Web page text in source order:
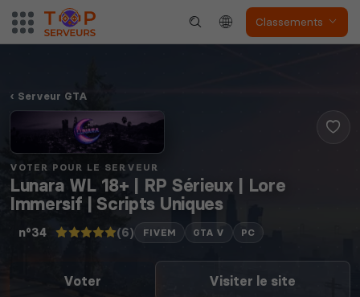
Classements
Serveur GTA
VOTER POUR LE SERVEUR
Lunara WL 18+ | RP Sérieux | Lore
Immersif | Scripts Uniques
n°34 (6) FIVEM GTA V PC
Voter Visiter le site